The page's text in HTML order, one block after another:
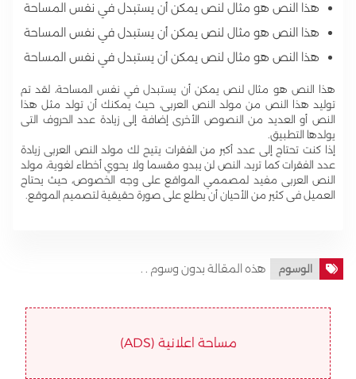
هذا النص هو مثال لنص يمكن أن يستبدل في نفس المساحة
هذا النص هو مثال لنص يمكن أن يستبدل في نفس المساحة
هذا النص هو مثال لنص يمكن أن يستبدل في نفس المساحة
هذا النص هو مثال لنص يمكن أن يستبدل في نفس المساحة، لقد تم
توليد هذا النص من مولد النص العربى، حيث يمكنك أن تولد مثل هذا
النص أو العديد من النصوص الأخرى إضافة إلى زيادة عدد الحروف التى
يولدها التطبيق.
إذا كنت تحتاج إلى عدد أكبر من الفقرات يتيح لك مولد النص العربى زيادة
عدد الفقرات كما تريد، النص لن يبدو مقسما ولا يحوي أخطاء لغوية، مولد
النص العربى مفيد لمصممي المواقع على وجه الخصوص، حيث يحتاج
العميل فى كثير من الأحيان أن يطلع على صورة حقيقية لتصميم الموقع.
الوسوم هذه المقالة بدون وسوم . .
مساحة اعلانية (ADS)